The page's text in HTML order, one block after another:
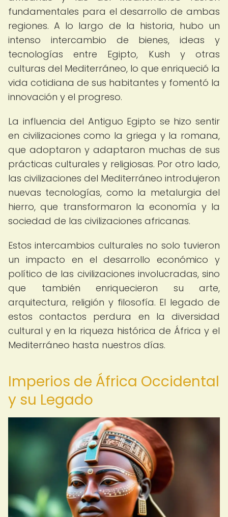
fundamentales para el desarrollo de ambas
regiones. A lo largo de la historia, hubo un
intenso intercambio de bienes, ideas y
tecnologías entre Egipto, Kush y otras
culturas del Mediterráneo, lo que enriqueció la
vida cotidiana de sus habitantes y fomentó la
innovación y el progreso.
La influencia del Antiguo Egipto se hizo sentir
en civilizaciones como la griega y la romana,
que adoptaron y adaptaron muchas de sus
prácticas culturales y religiosas. Por otro lado,
las civilizaciones del Mediterráneo introdujeron
nuevas tecnologías, como la metalurgia del
hierro, que transformaron la economía y la
sociedad de las civilizaciones africanas.
Estos intercambios culturales no solo tuvieron
un impacto en el desarrollo económico y
político de las civilizaciones involucradas, sino
que también enriquecieron su arte,
arquitectura, religión y filosofía. El legado de
estos contactos perdura en la diversidad
cultural y en la riqueza histórica de África y el
Mediterráneo hasta nuestros días.
Imperios de África Occidental
y su Legado